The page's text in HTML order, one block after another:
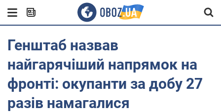
Генштаб назвав
найгарячіший напрямок на
фронті: окупанти за добу 27
разів намагалися